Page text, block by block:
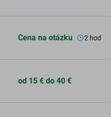
Cena na otázku 2 hod
od 15 € do 40 €